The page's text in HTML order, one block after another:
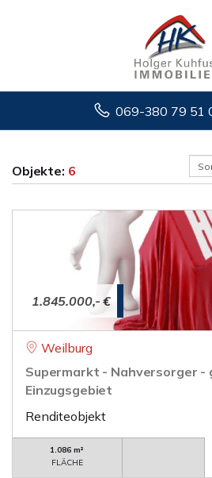
069-380 79 51
Objekte: 6
1.845.000,- €
Weilburg
Supermarkt - Nahversorger -
Einzugsgebiet
Renditeobjekt
1.086 m²
FLÄCHE